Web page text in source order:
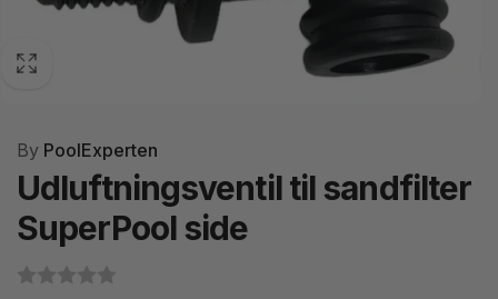
By PoolExperten
Udluftningsventil til sandfilter
SuperPool side